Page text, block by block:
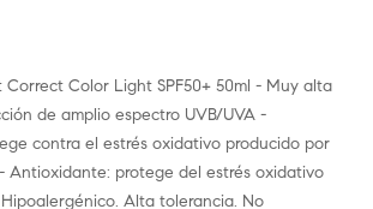
Color Light SPF50+ 50ml - Muy alta
de amplio espectro UVB/UVA -
contra el estrés oxidativo producido por
Antioxidante: protege del estrés oxidativo
Alta tolerancia. No